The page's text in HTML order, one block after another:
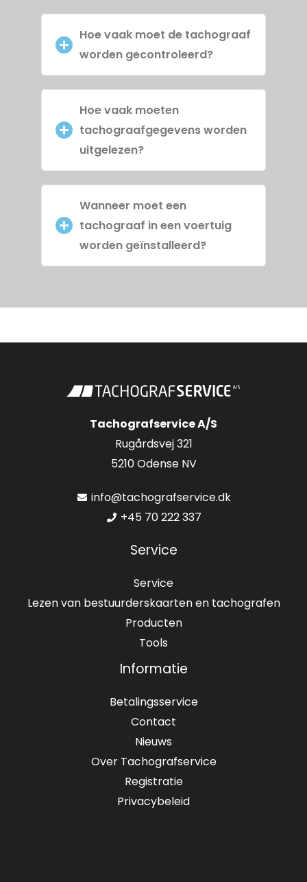
Hoe vaak moet de tachograaf
worden gecontroleerd?
Hoe vaak moeten
tachograafgegevens worden
uitgelezen?
Wanneer moet een
tachograaf in een voertuig
worden geïnstalleerd?
Tachografservice A/S
Rugårdsvej 321
5210 Odense NV
info@tachografservice.dk
+45 70 222 337
Service
Service
Lezen van bestuurderskaarten en tachografen
Producten
Tools
Informatie
Betalingsservice
Contact
Nieuws
Over Tachografservice
Registratie
Privacybeleid